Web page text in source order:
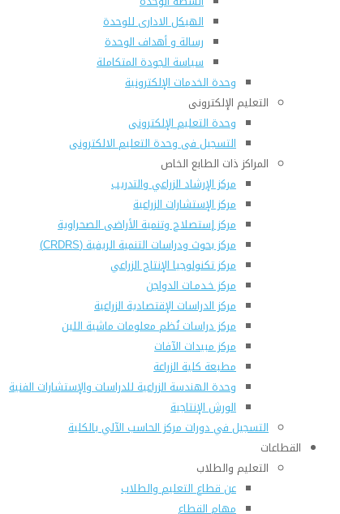
الهيكل الادارى للوحدة
رسالة و أهداف الوحدة
سياسة الجودة المتكاملة
وحدة الخدمات الإلكترونية
التعليم الإلكترونى
وحدة التعليم الإلكترونى
التسجيل فى وحدة التعليم الالكترونى
المراكز ذات الطابع الخاص
مركز الإرشاد الزراعي والتدريب
مركز الإستشارات الزراعية
مركز إستصلاح وتنمية الأراضى الصحراوية
مركز بحوث ودراسات التنمية الريفية (CRDRS)
مركز تكنولوجيا الإنتاج الزراعي
مركز خـدمـات الدواجن
مركز الدراسات الإقتصادية الزراعية
مركز دراسات نُظم معلومات ماشية اللبن
مركز مبيدات الآفات
مطبعة كلية الزراعة
وحدة الهندسة الزراعية للدراسات والإستشارات الفنية
الورش الإنتاجية
التسجيل في دورات مركز الحاسب الآلي بالكلية
القطاعات
التعليم والطلاب
عن قطاع التعليم والطلاب
مهام القطاع